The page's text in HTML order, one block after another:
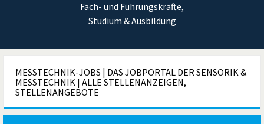
Fach- und Führungskräfte,
Studium & Ausbildung
MESSTECHNIK-JOBS | DAS JOBPORTAL DER SENSORIK &
MESSTECHNIK | ALLE STELLENANZEIGEN,
STELLENANGEBOTE